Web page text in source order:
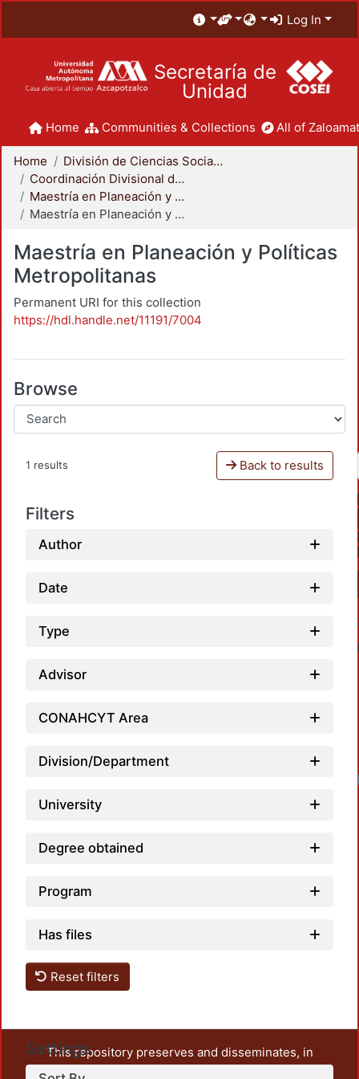
Log In
Secretaría de
Unidad
Home Communities & Collections All of
Home
División de Ciencias Sociales y Humanidades
Coordinación Divisional de Posgrado
Maestría en Planeación y Políticas Metropolitanas
Maestría en Planeación y Políticas Metropolitanas
Maestría en Planeación y Políticas
Metropolitanas
Permanent URI for this collection
https://hdl.handle.net/11191/7004
Browse
1 results Back to results
Filters
Author
Date
Type
Advisor
CONAHCYT Area
Division/Department
University
Degree obtained
Program
Has files
Reset filters
Settings
This repository preserves and disseminates, in
unrestricted open access, the teaching and research